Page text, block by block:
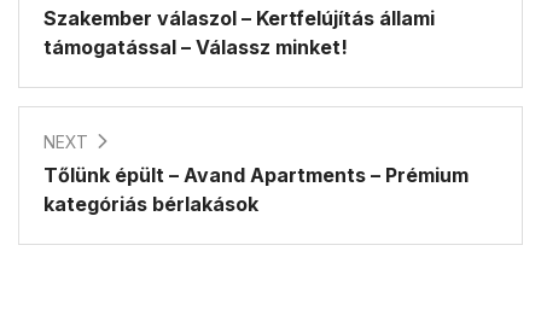
Szakember válaszol – Kertfelújítás állami
támogatással – Válassz minket!
NEXT
Tőlünk épült – Avand Apartments – Prémium
kategóriás bérlakások